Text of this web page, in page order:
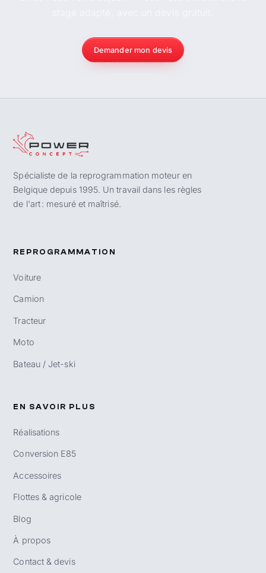
Demander mon devis
Spécialiste de la reprogrammation moteur en
Belgique depuis 1995. Un travail dans les règles
de l'art : mesuré et maîtrisé.
REPROGRAMMATION
Voiture
Camion
Tracteur
Moto
Bateau / Jet-ski
EN SAVOIR PLUS
Réalisations
Conversion E85
Accessoires
Flottes & agricole
Blog
À propos
Contact & devis